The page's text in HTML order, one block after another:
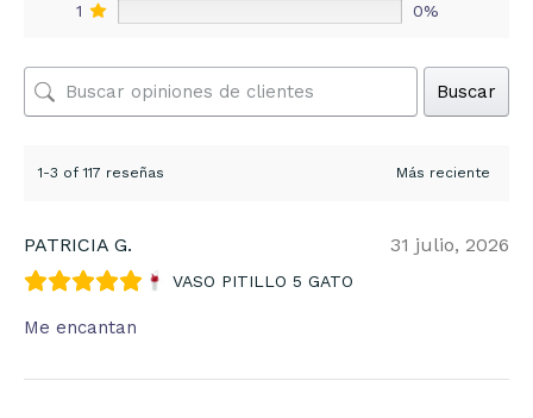
1
0%
Buscar
1-3 of 117 reseñas
PATRICIA G. 31 julio, 2026
VASO PITILLO 5 GATO
Me encantan